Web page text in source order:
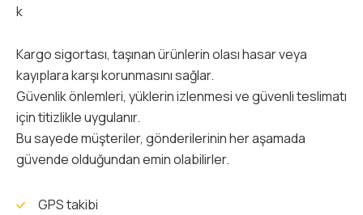
k
Kargo sigortası, taşınan ürünlerin olası hasar veya
kayıplara karşı korunmasını sağlar.
Güvenlik önlemleri, yüklerin izlenmesi ve güvenli teslimatı
için titizlikle uygulanır.
Bu sayede müşteriler, gönderilerinin her aşamada
güvende olduğundan emin olabilirler.
GPS takibi